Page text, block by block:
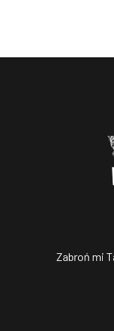
Zabroń mi